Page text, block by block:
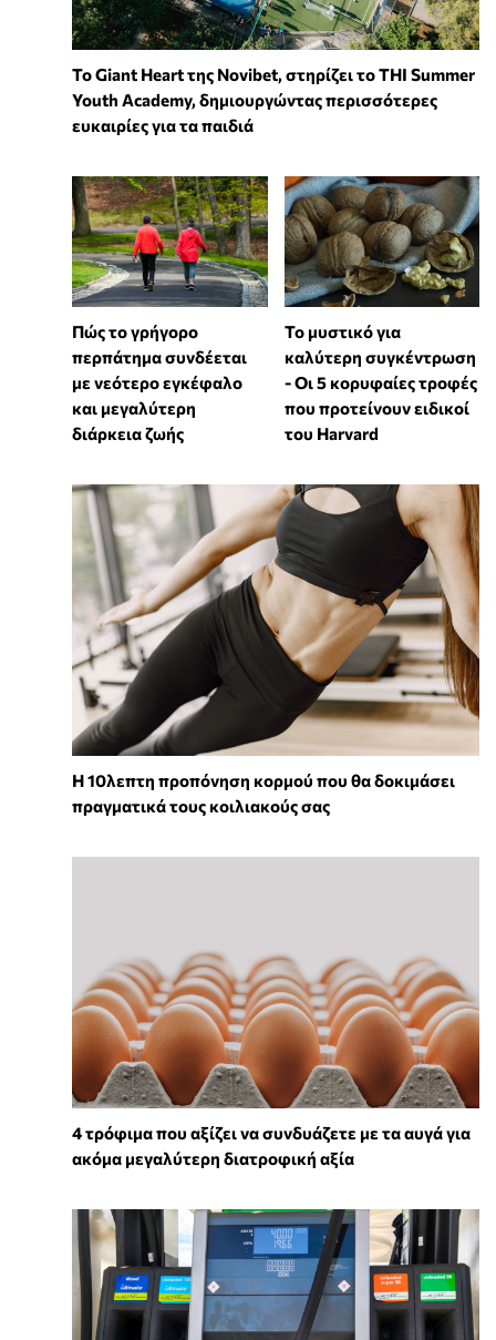
To Giant Heart της Novibet, στηρίζει το THI Summer
Youth Academy, δημιουργώντας περισσότερες
ευκαιρίες για τα παιδιά
Πώς το γρήγορο
περπάτημα συνδέεται
με νεότερο εγκέφαλο
και μεγαλύτερη
διάρκεια ζωής
Το μυστικό για
καλύτερη συγκέντρωση
- Οι 5 κορυφαίες τροφές
που προτείνουν ειδικοί
του Harvard
Η 10λεπτη προπόνηση κορμού που θα δοκιμάσει
πραγματικά τους κοιλιακούς σας
4 τρόφιμα που αξίζει να συνδυάζετε με τα αυγά για
ακόμα μεγαλύτερη διατροφική αξία